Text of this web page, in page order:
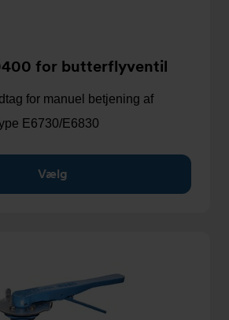
for butterflyventil
for manuel betjening af
E6730/E6830
Vælg